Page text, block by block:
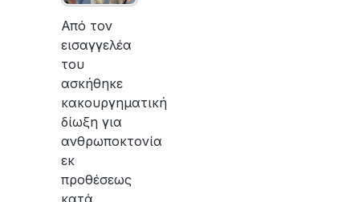
Από τον
εισαγγελέα
του
ασκήθηκε
κακουργηματική
δίωξη για
ανθρωποκτονία
εκ
προθέσεως
κατά